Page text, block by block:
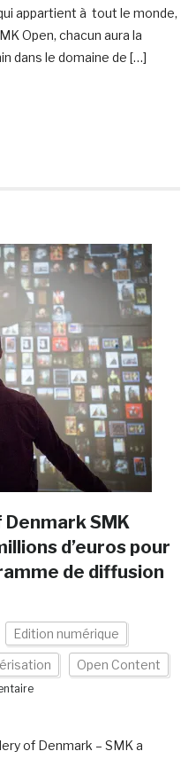
appartient à tout le monde,
Open, chacun aura la
dans le domaine de […]
Denmark SMK
d’euros pour
de diffusion
Edition numérique
Open Content
of Denmark – SMK a